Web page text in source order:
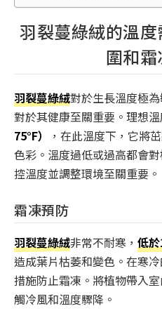
羽裂蔓綠絨的溫
圍和
羽裂蔓綠絨對於生長溫度極
對於其健康至關重要。理想
75°F）
，在此溫度下，它將
色彩。溫度過低或過高都會
控溫度並調整環境至關重要。
霜凍預防
羽裂蔓綠絨非常不耐寒， 低
造成葉片枯萎和變色。在寒
措施防止霜凍。將植物帶入
觸冷風和溫度驟降。